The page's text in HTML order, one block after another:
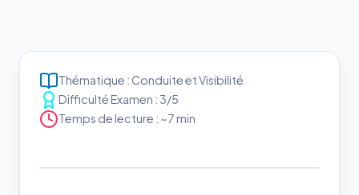
Thématique : Conduite et Visibilité
Difficulté Examen : 3/5
Temps de lecture : ~7 min